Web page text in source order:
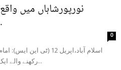
نورپورشاہاں میں
0
اسلام آباد،اپریل 12
رکھنے والے ایک درویش سید سخی محمود بادشاہ کے...